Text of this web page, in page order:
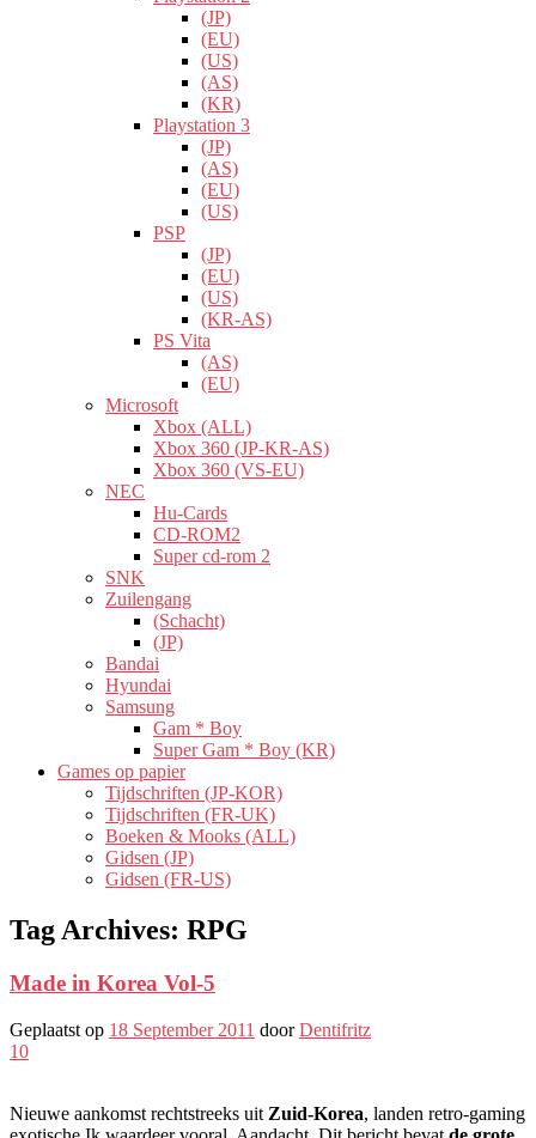
(JP)
(EU)
(US)
(AS)
(KR)
Playstation 3
(JP)
(AS)
(EU)
(US)
PSP
(JP)
(EU)
(US)
(KR-AS)
PS Vita
(AS)
(EU)
Microsoft
Xbox (ALL)
Xbox 360 (JP-KR-AS)
Xbox 360 (VS-EU)
NEC
Hu-Cards
CD-ROM2
Super cd-rom 2
SNK
Zuilengang
(Schacht)
(JP)
Bandai
Hyundai
Samsung
Gam * Boy
Super Gam * Boy (KR)
Games op papier
Tijdschriften (JP-KOR)
Tijdschriften (FR-UK)
Boeken & Mooks (ALL)
Gidsen (JP)
Gidsen (FR-US)
Tag Archives: RPG
Made in Korea Vol-5
Geplaatst op 18 September 2011 doorDentifritz
10
Nieuwe aankomst rechtstreeks uit Zuid-Korea, landen retro-gaming